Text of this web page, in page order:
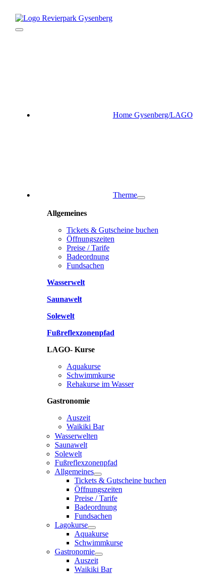
Inhalt
Toggle
Home Gysenberg/LAGO
Therme
Allgemeines
Tickets & Gutscheine buchen
Öffnungszeiten
Preise / Tarife
Badeordnung
Fundsachen
Wasserwelt
Saunawelt
Solewelt
Fußreflexzonenpfad
LAGO- Kurse
Aquakurse
Schwimmkurse
Rehakurse im Wasser
Gastronomie
Auszeit
Waikiki Bar
Wasserwelten
Saunawelt
Solewelt
Fußreflexzonenpfad
Allgemeines
Tickets & Gutscheine buchen
Öffnungszeiten
Preise / Tarife
Badeordnung
Fundsachen
Lagokurse
Aquakurse
Schwimmkurse
Gastronomie
Auszeit
Waikiki Bar